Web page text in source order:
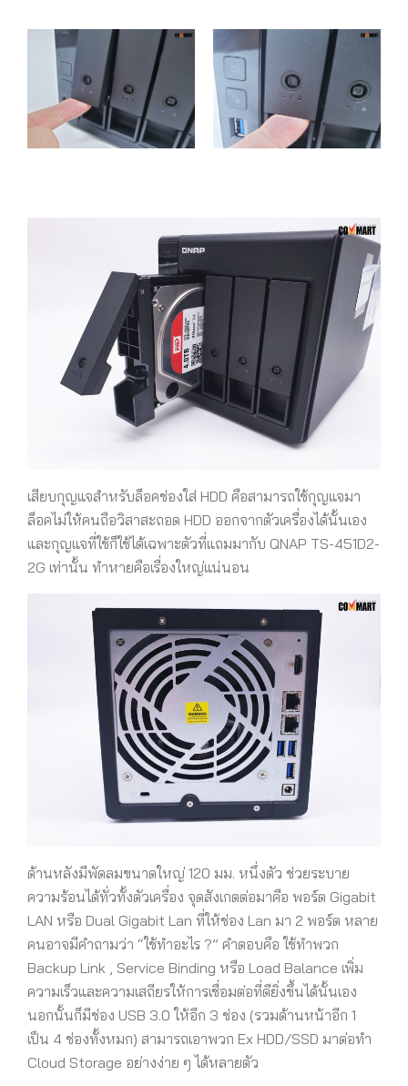
เสียบกุญแจสำหรับล็อคช่องใส่ HDD คือสามารถใช้กุญแจมา
ล็อคไม่ให้คนถือวิสาสะถอด HDD ออกจากตัวเครื่องได้นั้นเอง
และกุญแจที่ใช้ก็ใช้ได้เฉพาะตัวที่แถมมากับ QNAP TS-451D2-
2G เท่านั้น ทำหายคือเรื่องใหญ่แน่นอน
ด้านหลังมีพัดลมขนาดใหญ่ 120 มม. หนึ่งตัว ช่วยระบาย
ความร้อนได้ทั่วทั้งตัวเครื่อง จุดสังเกตต่อมาคือ พอร์ต Gigabit
LAN หรือ Dual Gigabit Lan ที่ให้ช่อง Lan มา 2 พอร์ต หลาย
คนอาจมีคำถามว่า “ใช้ทำอะไร ?” คำตอบคือ ใช้ทำพวก
Backup Link , Service Binding หรือ Load Balance เพิ่ม
ความเร็วและความเสถียรให้การเชื่อมต่อที่ดียิ่งขึ้นได้นั้นเอง
นอกนั้นก็มีช่อง USB 3.0 ให้อีก 3 ช่อง (รวมด้านหน้าอีก 1
เป็น 4 ช่องทั้งหมก) สามารถเอาพวก Ex HDD/SSD มาต่อทำ
Cloud Storage อย่างง่าย ๆ ได้หลายตัว